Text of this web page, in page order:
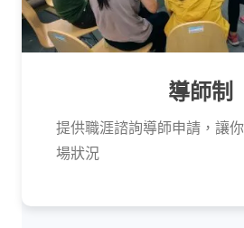
導師制
提供職涯諮詢導師申請，讓
場狀況